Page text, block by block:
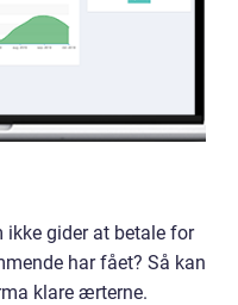
ikke gider at betale for
har fået? Så kan
klare ærterne.